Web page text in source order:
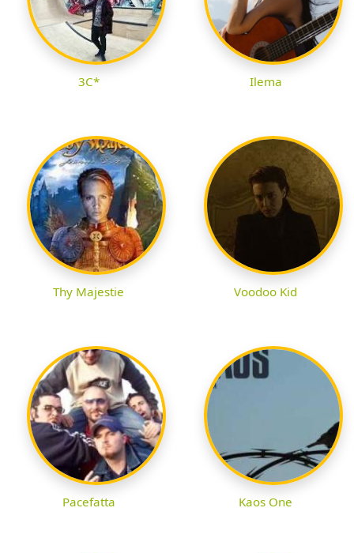
3C* Ilema
Thy Majestie Voodoo Kid
Pacefatta Kaos One